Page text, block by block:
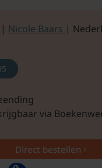
| Nicole Baars |
via
Direct bestellen